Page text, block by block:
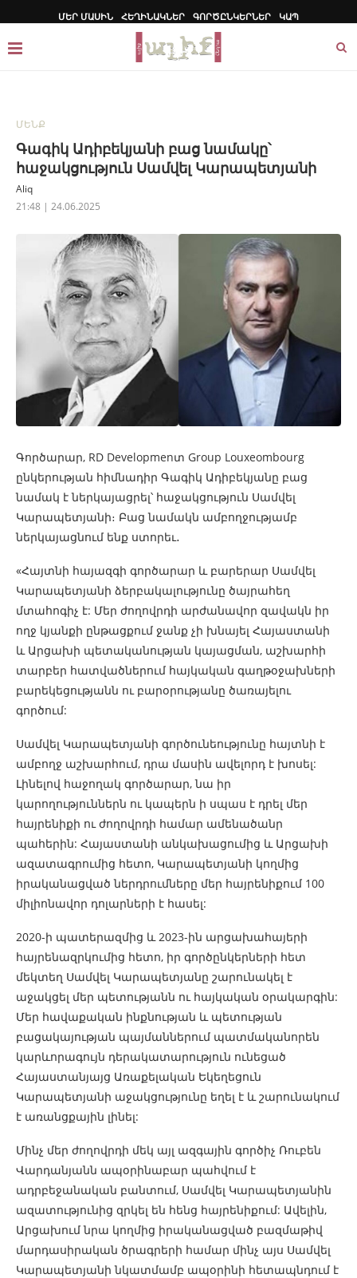
ՄԵՐ ՄԱՍԻՆ ՀԵՂԻՆԱԿՆԵՐ ԳՈՐԾԸՆԿԵՐՆԵՐ ԿԱՊ
ՄԵՆՔ
Գագիկ Ադիբեկյանի բաց նամակը՝
հաջակցություն Սամվել Կարապետյանի
Aliq
21:48 | 24.06.2025
Գործարար, RD Developmenտ Group Louxeombourg
ընկերության հիմնադիր Գագիկ Ադիբեկյանը բաց
նամակ է ներկայացրել՝ հաջակցություն Սամվել
Կարապետյանի։ Բաց նամակն ամբողջությամբ
ներկայացնում ենք ստորեւ․
«Հայտնի հայազգի գործարար և բարերար Սամվել
Կարապետյանի ձերբակալությունը ծայրահեղ
մտահոգիչ է: Մեր ժողովրդի արժանավոր զավակն իր
ողջ կյանքի ընթացքում ջանք չի խնայել Հայաստանի
և Արցախի պետականության կայացման, աշխարհի
տարբեր հատվածներում հայկական գաղթօջախների
բարեկեցությանն ու բարօրությանը ծառայելու
գործում:
Սամվել Կարապետյանի գործունեությունը հայտնի է
ամբողջ աշխարհում, դրա մասին ավելորդ է խոսել:
Լինելով հաջողակ գործարար, նա իր
կարողություններն ու կապերն ի սպաս է դրել մեր
հայրենիքի ու ժողովրդի համար ամենածանր
պահերին: Հայաստանի անկախացումից և Արցախի
ազատագրումից հետո, Կարապետյանի կողմից
իրականացված ներդրումները մեր հայրենիքում 100
միլիոնավոր դոլարների է հասել:
2020-ի պատերազմից և 2023-ին արցախահայերի
հայրենազրկումից հետո, իր գործընկերների հետ
մեկտեղ Սամվել Կարապետյանը շարունակել է
աջակցել մեր պետությանն ու հայկական օրակարգին:
Մեր հավաքական ինքնության և պետության
բացակայության պայմաններում պատմականորեն
կարևորագույն դերակատարություն ունեցած
Հայաստանյայց Առաքելական Եկեղեցուն
Կարապետյանի աջակցությունը եղել է և շարունակում
է առանցքային լինել:
Մինչ մեր ժողովրդի մեկ այլ ազգային գործիչ Ռուբեն
Վարդանյանն ապօրինաբար պահվում է
ադրբեջանական բանտում, Սամվել Կարապետյանին
ազատությունից զրկել են հենց հայրենիքում: Ավելին,
Արցախում նրա կողմից իրականացված բազմաթիվ
մարդասիրական ծրագրերի համար մինչ այս Սամվել
Կարապետյանի նկատմամբ ապօրինի հետապնդում է